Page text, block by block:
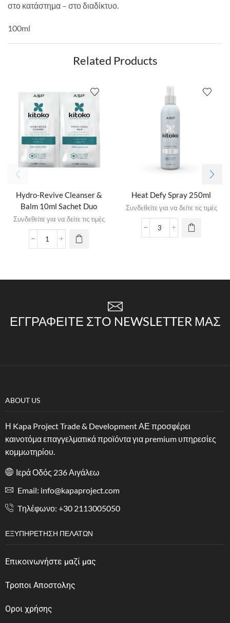
στο κατάστημα – στο διαδίκτυο.
100ml
Related Products
Hydro-Revive Cleanser &
Balm 10ml Sachet Duo
Συνδεθείτε για να δείτε τις τιμές
Heat Defy Spray 250ml
Συνδεθείτε για να δείτε τις τιμές
ΕΓΓΡΑΦΕΊΤΕ ΣΤΟ NEWSLETTER ΜΑΣ
ABOUT US
Η Kapa Project Trade & Development ΑΕ προσφέρει
καινοτόμα επαγγελματικά προϊόντα για premium υπηρεσίες
κομμωτηρίου.
Ιερά Οδός 236 Αιγάλεω
Email: info@kapaproject.com
Tηλέφωνο: +30 2113005050
ΕΞΥΠΗΡΈΤΗΣΗ ΠΕΛΑΤΏΝ
Επικοινωνήστε μαζί μας
Τροποι Αποστολης
Οροι χρήσης